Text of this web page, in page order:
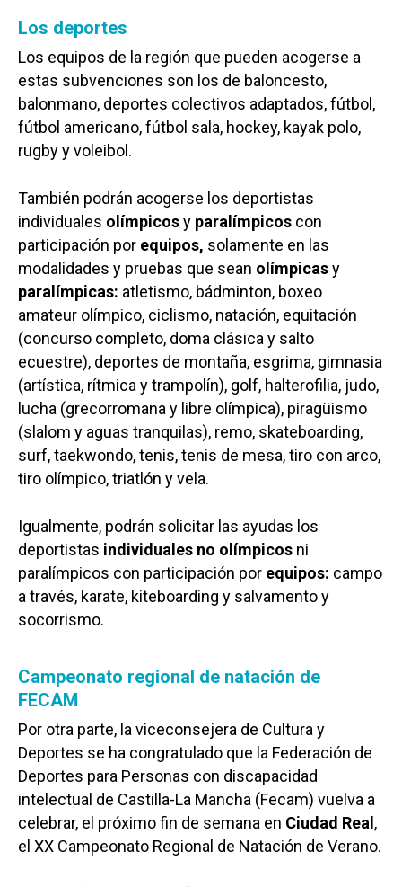
Los deportes
Los equipos de la región que pueden acogerse a
estas subvenciones son los de baloncesto,
balonmano, deportes colectivos adaptados, fútbol,
fútbol americano, fútbol sala, hockey, kayak polo,
rugby y voleibol.
También podrán acogerse los deportistas
individuales olímpicosy paralímpicos con
participación por equipos, solamente en las
modalidades y pruebas que sean olímpicasy
paralímpicas: atletismo, bádminton, boxeo
amateur olímpico, ciclismo, natación, equitación
(concurso completo, doma clásica y salto
ecuestre), deportes de montaña, esgrima, gimnasia
(artística, rítmica y trampolín), golf, halterofilia, judo,
lucha (grecorromana y libre olímpica), piragüismo
(slalom y aguas tranquilas), remo, skateboarding,
surf, taekwondo, tenis, tenis de mesa, tiro con arco,
tiro olímpico, triatlón y vela.
Igualmente, podrán solicitar las ayudas los
deportistas individuales no olímpicos ni
paralímpicos con participación por equipos: campo
a través, karate, kiteboarding y salvamento y
socorrismo.
Campeonato regional de natación de
FECAM
Por otra parte, la viceconsejera de Cultura y
Deportes se ha congratulado que la Federación de
Deportes para Personas con discapacidad
intelectual de Castilla-La Mancha (Fecam) vuelva a
celebrar, el próximo fin de semana en Ciudad Real ,
el XX Campeonato Regional de Natación de Verano.
Castilla-La
Toledo
Sanidad